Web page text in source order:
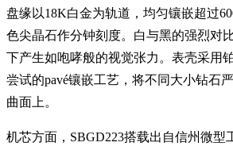
盘缘以18K白金为轨道，均匀镶嵌超过
色尖晶石作分钟刻度。白与黑的强烈对
下产生如咆哮般的视觉张力。表壳采用
尝试的pavé镶嵌工艺，将不同大小钻石
曲面上。
机芯方面，SBGD223搭载出自信州微型